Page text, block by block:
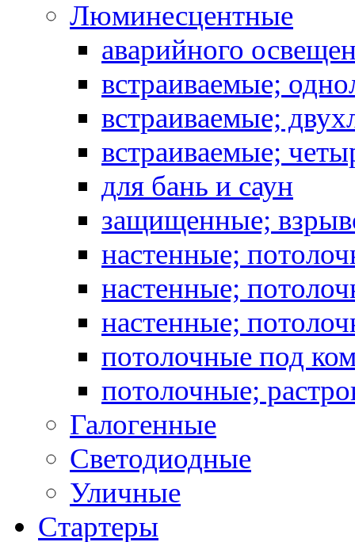
Люминесцентные
аварийного
встраиваемые;
встраиваемые;
встраиваемые;
для бань и саун
защищенные;
настенные;
настенные;
настенные;
потолочные под
потолочные;
Галогенные
Светодиодные
Уличные
Стартеры